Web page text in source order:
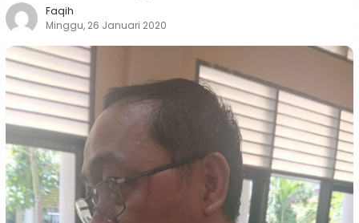
Faqih
Minggu, 26 Januari 2020